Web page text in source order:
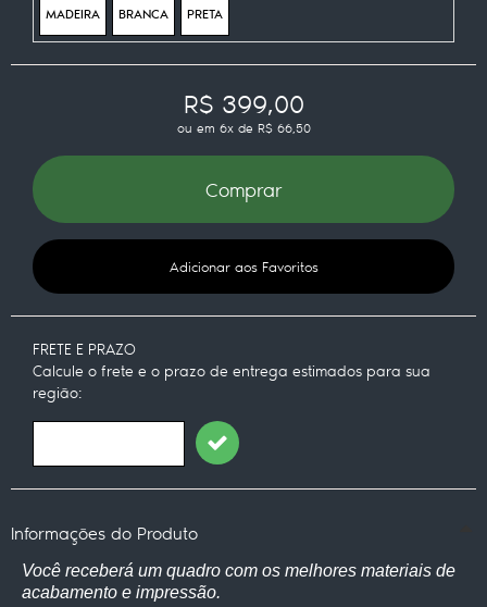
MADEIRA BRANCA PRETA
R$ 399,00
ou em 6xde R$ 66,50
Comprar
Adicionar aos Favoritos
FRETE E PRAZO
Calcule o frete e o prazo de entrega estimados para sua
região:
Informações do Produto
Você receberá um quadro com os melhores materiais de
acabamento e impressão.